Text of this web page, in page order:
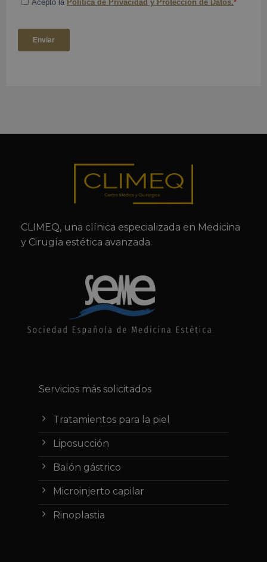
CLIMEQ, una clínica especializada en Medicina
y Cirugía estética avanzada.
Servicios más solicitados
Tratamientos para la piel
Liposucción
Balón gástrico
Microinjerto capilar
Rinoplastia